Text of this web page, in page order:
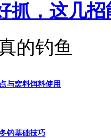
抓，这几
的钓鱼
与窝料饵料使用
钓基础技巧